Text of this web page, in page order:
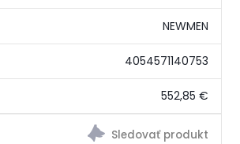
NEWMEN
4054571140753
552,85 €